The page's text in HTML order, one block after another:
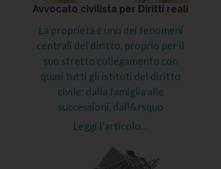
Avvocato civilista per Diritti reali
La proprietà è uno dei fenomeni
centrali del diritto, proprio per il
suo stretto collegamento con
quasi tutti gli istituti del diritto
civile: dalla famiglia alle
successioni, dall&rsquo
Leggi l'articolo...